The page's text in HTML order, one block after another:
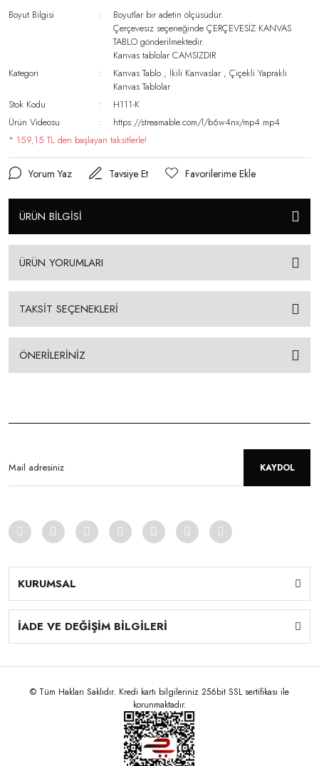
Boyut Bilgisi
Boyutlar bir adetin ölçüsüdür.
Çerçevesiz seçeneğinde ÇERÇEVESİZ KANVAS
TABLO gönderilmektedir.
Kanvas tablolar CAMSIZDIR
Kategori
Kanvas Tablo , İkili Kanvaslar ,Çiçekli Yapraklı
Kanvas Tablolar
Stok Kodu
H111-K
Ürün Videosu
https://streamable.com/l/b6w4nx/mp4.mp4
* 159,15 TL den başlayan taksitlerle!
Yorum Yaz Tavsiye Et
ÜRÜN BİLGİSİ
ÜRÜN YORUMLARI
TAKSİT SEÇENEKLERİ
ÖNERİLERİNİZ
KAYDOL
KURUMSAL
İADE VE DEĞİŞİM BİLGİLERİ
© Tüm Hakları Saklıdır. Kredi kartı bilgileriniz 256bit SSL sertifikası ile
korunmaktadır.